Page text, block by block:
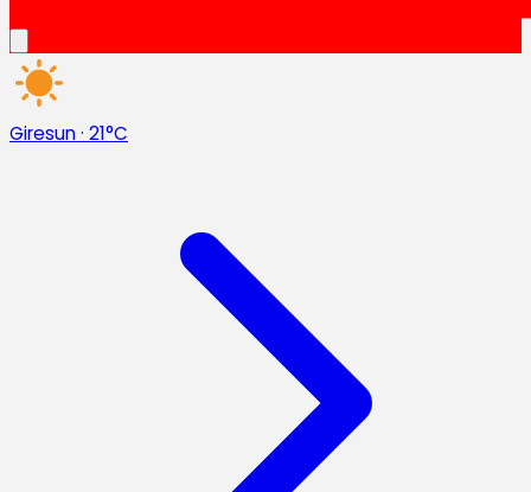
Giresun· 21°C